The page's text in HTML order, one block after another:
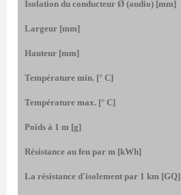
Isolation du conducteur Ø (audio) [mm]
Largeur [mm]
Hauteur [mm]
Température min. [° C]
Température max. [° C]
Poids à 1 m [g]
Résistance au feu par m [kWh]
La résistance d'isolement par 1 km [GQ]